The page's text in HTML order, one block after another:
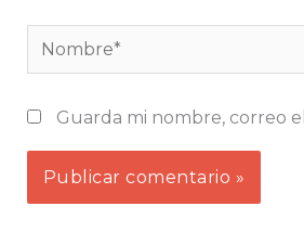
Nombre*
Guarda mi nombre, correo